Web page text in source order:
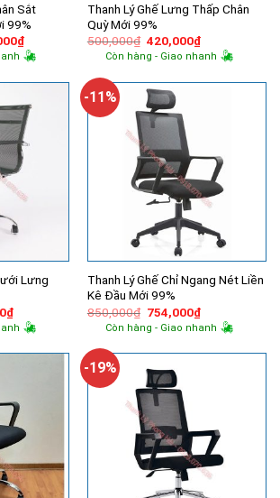
Sắt
99%
₫Giá
hiện
tại
2,200,000₫.
Thanh Lý Ghế Lưng Thấp Chân
Quỳ Mới 99%
500,000₫ Giá
gốc
là:
420,000₫Giá
hiện
tại
420,000₫.
Còn hàng - Giao nhanh
Lưng
₫Giá
hiện
tại
950,000₫.
-11%
Thanh Lý Ghế Chỉ Ngang Nét Liền
Kê Đầu Mới 99%
850,000₫ Giá
gốc
là:
754,000₫Giá
hiện
tại
754,000₫.
Còn hàng - Giao nhanh
-19%